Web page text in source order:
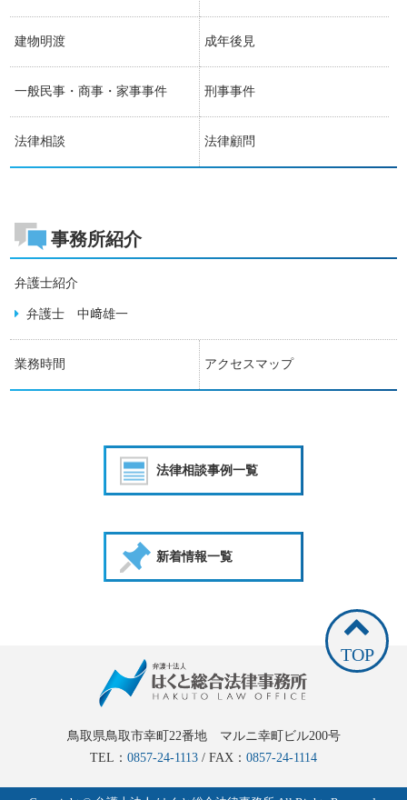
建物明渡 成年後見
一般民事・商事・家事事件 刑事事件
法律相談 法律顧問
事務所紹介
弁護士紹介
弁護士 中﨑雄一
業務時間 アクセスマップ
法律相談事例一覧
新着情報一覧
TOP
鳥取県鳥取市幸町22番地 マルニ幸町ビル200号
TEL： 0857-24-1113 / FAX： 0857-24-1114